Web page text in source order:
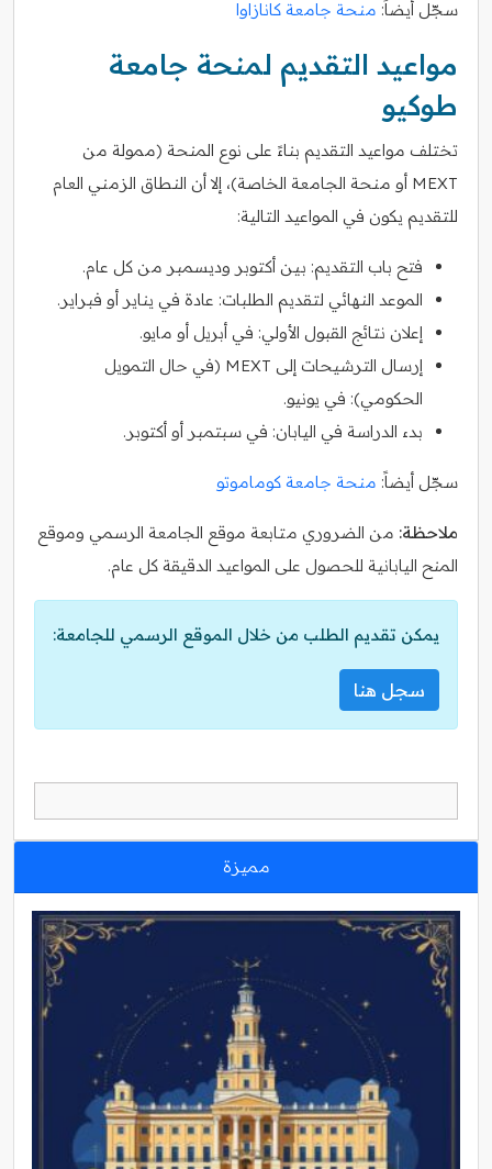
سجّل أيضاً: منحة جامعة كانازاوا
مواعيد التقديم لمنحة جامعة
طوكيو
تختلف مواعيد التقديم بناءً على نوع المنحة (ممولة من
MEXT أو منحة الجامعة الخاصة)، إلا أن النطاق الزمني العام
للتقديم يكون في المواعيد التالية:
فتح باب التقديم: بين أكتوبر وديسمبر من كل عام.
الموعد النهائي لتقديم الطلبات: عادة في يناير أو فبراير.
إعلان نتائج القبول الأولي: في أبريل أو مايو.
إرسال الترشيحات إلى MEXT (في حال التمويل
الحكومي): في يونيو.
بدء الدراسة في اليابان: في سبتمبر أو أكتوبر.
سجّل أيضاً: منحة جامعة كوماموتو
ملاحظة: من الضروري متابعة موقع الجامعة الرسمي وموقع
المنح اليابانية للحصول على المواعيد الدقيقة كل عام.
يمكن تقديم الطلب من خلال الموقع الرسمي للجامعة:
سجل هنا
مميزة